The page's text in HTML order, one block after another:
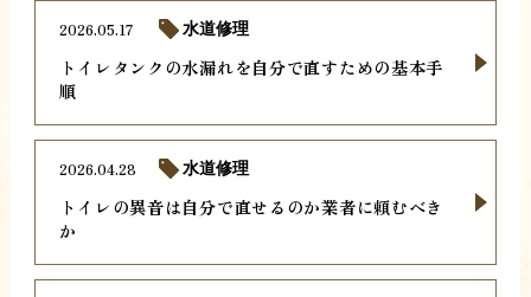
トイレタンクの水漏れを自分で直すための基本手
順
2026.05.17 水道修理
トイレの異音は自分で直せるのか業者に頼むべき
か
2026.04.28 水道修理